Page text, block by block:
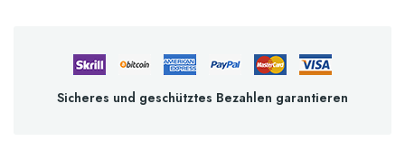
Sicheres und geschütztes Bezahlen garantieren